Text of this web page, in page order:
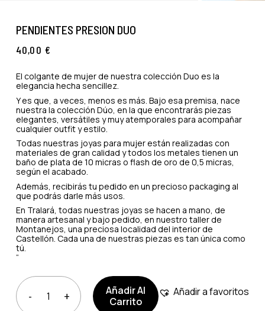
PENDIENTES PRESION DUO
40,00€
El colgante de mujer de nuestra colección Duo es la
elegancia hecha sencillez.
Y es que, a veces, menos es más. Bajo esa premisa, nace
nuestra la colección Dúo, en la que encontrarás piezas
elegantes, versátiles y muy atemporales para acompañar
cualquier outfit y estilo.
Todas nuestras joyas para mujer están realizadas con
materiales de gran calidad y todos los metales tienen un
baño de plata de 10 micras o flash de oro de 0,5 micras,
según el acabado.
Además, recibirás tu pedido en un precioso packaging al
que podrás darle más usos.
En Tralará, todas nuestras joyas se hacen a mano, de
manera artesanal y bajo pedido, en nuestro taller de
Montanejos, una preciosa localidad del interior de
Castellón. Cada una de nuestras piezas es tan única como
tú.
“
Añadir Al
Carrito
Añadir a favoritos